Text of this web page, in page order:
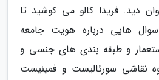
دید. فریدا کالو می کوشید تا
هایی درباره هویت جامعه
و طبقه بندی های جنسی و
نقاشی سورئالیست و فمینیست